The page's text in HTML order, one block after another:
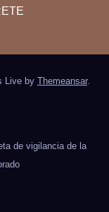
Live by Themeansar.
de vigilancia de la